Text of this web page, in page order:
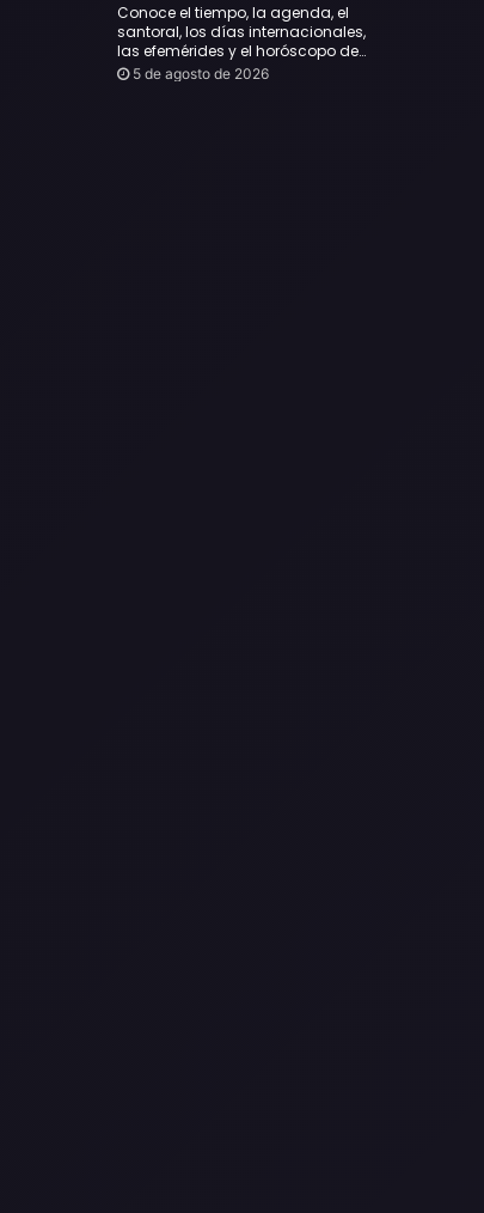
Conoce el tiempo, la agenda, el
santoral, los días internacionales,
las efemérides y el horóscopo de
hoy, Miércoles, 5 de agosto de 2026:
5 de agosto de 2026